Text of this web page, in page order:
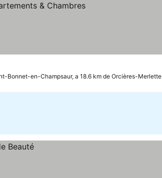
Bonnet-en-Champsaur, a 18.6 km de Orcières-Merlette